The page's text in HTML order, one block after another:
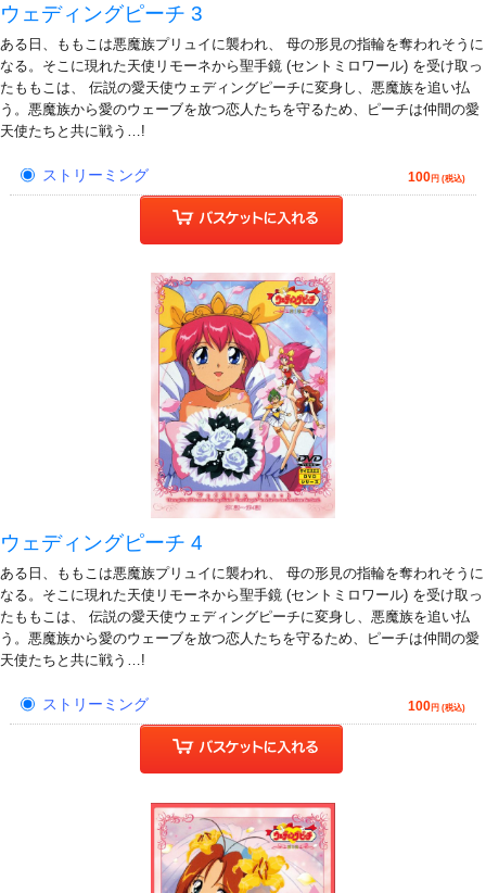
ウェディングピーチ 3
ある日、ももこは悪魔族プリュイに襲われ、 母の形見の指輪を奪われそうに
なる。そこに現れた天使リモーネから聖手鏡 (セントミロワール) を受け取っ
たももこは、 伝説の愛天使ウェディングピーチに変身し、悪魔族を追い払
う。悪魔族から愛のウェーブを放つ恋人たちを守るため、ピーチは仲間の愛
天使たちと共に戦う…!
ストリーミング 100円 (税込)
ウェディングピーチ 4
ある日、ももこは悪魔族プリュイに襲われ、 母の形見の指輪を奪われそうに
なる。そこに現れた天使リモーネから聖手鏡 (セントミロワール) を受け取っ
たももこは、 伝説の愛天使ウェディングピーチに変身し、悪魔族を追い払
う。悪魔族から愛のウェーブを放つ恋人たちを守るため、ピーチは仲間の愛
天使たちと共に戦う…!
ストリーミング 100円 (税込)